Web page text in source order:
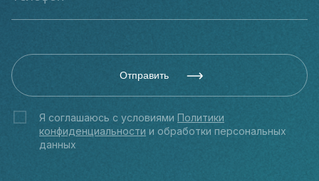
Отправить
Я соглашаюсь с условиями Политики
конфиденциальности и обработки персональных
данных